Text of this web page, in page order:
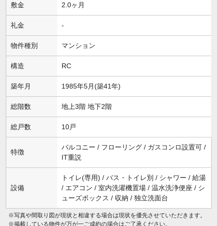
敷金 2.0ヶ月
礼金 -
物件種別 マンション
構造 RC
築年月 1985年5月(築41年)
総階数 地上3階 地下2階
総戸数 10戸
特徴
バルコニー / フローリング / ガスコンロ設置可 /
IT重説
設備
トイレ(専用) / バス・トイレ別 / シャワー / 給湯
/ エアコン / 室内洗濯機置場 / 温水洗浄便座 / シ
ューズボックス / 収納 / 独立洗面台
※写真や間取り図が現状と相違する場合は現状を優先させていただきます。
※掲載している物件が万が一ご成約の場合はご了承ください。